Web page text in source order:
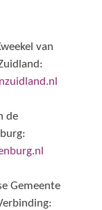
van
de
Gemeente